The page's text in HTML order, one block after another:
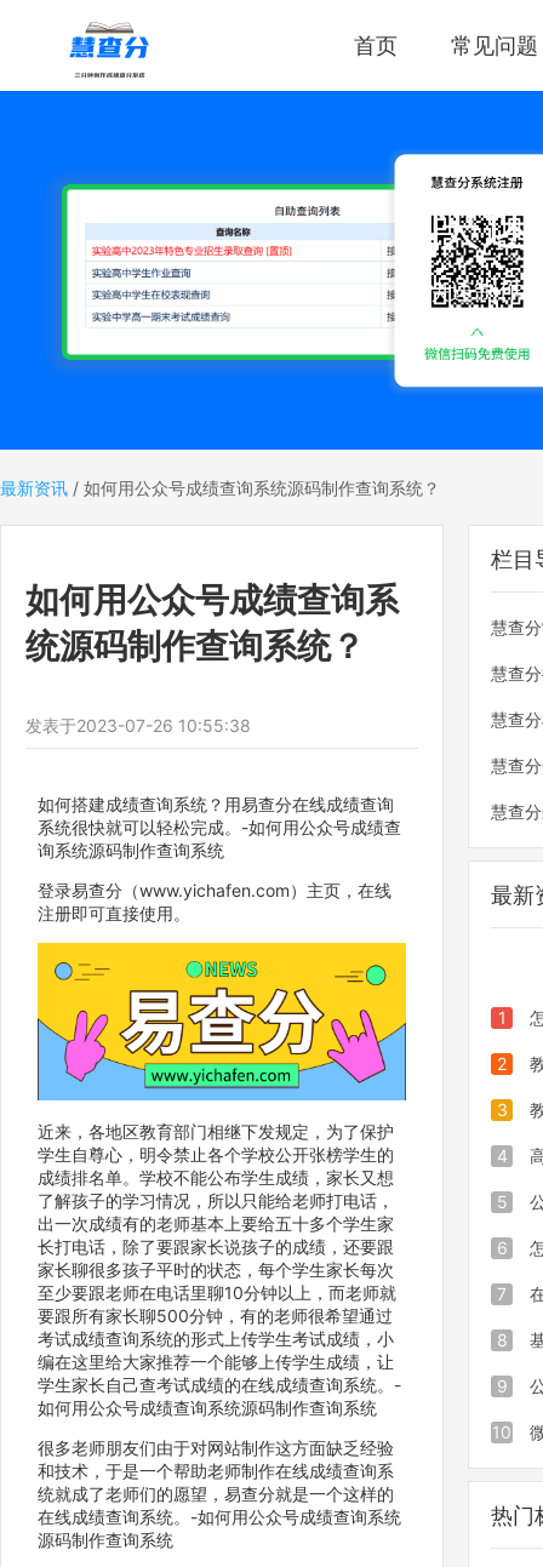
首页 常见问题
快
快速制作
分成绩，
最新资讯 / 如何用公众号成绩查询系统源码制作查询系统？
如何用公众号成绩查询系
统源码制作查询系统？
发表于2023-07-26 10:55:38
如何搭建成绩查询系统？用易查分在线成绩查询
系统很快就可以轻松完成。-如何用公众号成绩查
询系统源码制作查询系统
登录易查分（www.yichafen.com）主页，在线
注册即可直接使用。
近来，各地区教育部门相继下发规定，为了保护
学生自尊心，明令禁止各个学校公开张榜学生的
成绩排名单。学校不能公布学生成绩，家长又想
了解孩子的学习情况，所以只能给老师打电话，
出一次成绩有的老师基本上要给五十多个学生家
长打电话，除了要跟家长说孩子的成绩，还要跟
家长聊很多孩子平时的状态，每个学生家长每次
至少要跟老师在电话里聊10分钟以上，而老师就
要跟所有家长聊500分钟，有的老师很希望通过
考试成绩查询系统的形式上传学生考试成绩，小
编在这里给大家推荐一个能够上传学生成绩，让
学生家长自己查考试成绩的在线成绩查询系统。-
如何用公众号成绩查询系统源码制作查询系统
很多老师朋友们由于对网站制作这方面缺乏经验
和技术，于是一个帮助老师制作在线成绩查询系
统就成了老师们的愿望，易查分就是一个这样的
在线成绩查询系统。-如何用公众号成绩查询系统
源码制作查询系统
栏目
慧查
慧查
慧查
慧查
慧查
最新
1
分制
站让
查询？
2
立开
站，
数查
3
制作
网站
随地
呢？
4
的好
布开
询助
5
查询
用
6
众号
源码
7
公众
统源码
8
众号
询系
9
查询
何制
10
分系
删除
热门